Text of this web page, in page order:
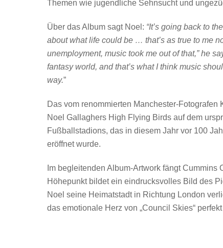
Themen wie jugendliche Sehnsucht und
Über das Album sagt Noel: “It’s going back to
about what life could be … that’s as true to me
unemployment, music took me out of that,” he
fantasy world, and that’s what I think music
way.”
Das vom renommierten Manchester-
Noel Gallaghers High Flying Birds auf dem
Fußballstadions, das in diesem Jahr vor 100
eröffnet wurde.
Im begleitenden Album-Artwork fängt
Höhepunkt bildet ein eindrucksvolles Bild des
Noel seine Heimatstadt in Richtung London
das emotionale Herz von „Council Skies“